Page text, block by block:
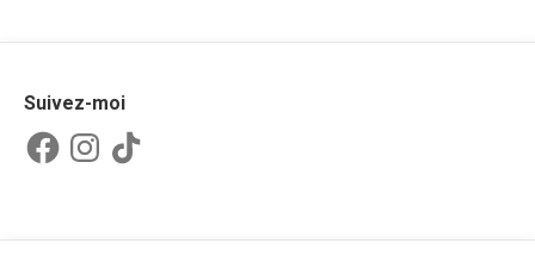
Suivez-moi
FacebookInstagram
TikTok